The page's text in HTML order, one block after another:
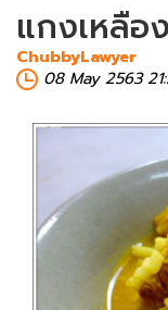
แกงเหลือ
ChubbyLawyer
08 May 2563